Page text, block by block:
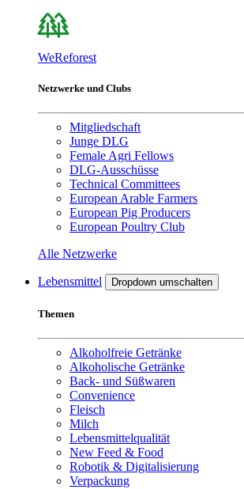
WeReforest
Netzwerke und Clubs
Mitgliedschaft
Junge DLG
Female Agri Fellows
DLG-Ausschüsse
Technical Committees
European Arable Farmers
European Pig Producers
European Poultry Club
Alle Netzwerke
Lebensmittel Dropdown umschalten
Themen
Alkoholfreie Getränke
Alkoholische Getränke
Back- und Süßwaren
Convenience
Fleisch
Milch
Lebensmittelqualität
New Feed & Food
Robotik & Digitalisierung
Verpackung